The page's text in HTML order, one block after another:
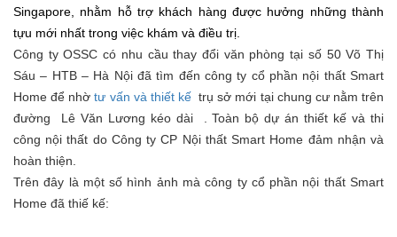
Singapore, nhằm hỗ trợ khách hàng được hưởng những thành
tựu mới nhất trong việc khám và điều trị.
Công ty OSSC có nhu cầu thay đổi văn phòng tại số 50 Võ Thị
Sáu – HTB – Hà Nội đã tìm đến công ty cổ phần nội thất Smart
Home để nhờtư vấn và thiết kếtrụ sở mới tại chung cư nằm trên
đường Lê Văn Lương kéo dài . Toàn bộ dự án thiết kế và thi
công nội thất do Công ty CP Nội thất Smart Home đảm nhận và
hoàn thiện.
Trên đây là một số hình ảnh mà công ty cổ phần nội thất Smart
Home đã thiế kế: